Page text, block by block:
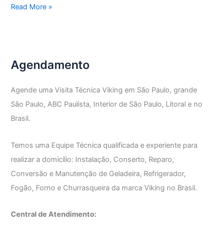
Assistência
Read More »
Agendamento
Agende uma Visita Técnica Viking em São Paulo, grande
São Paulo, ABC Paulista, Interior de São Paulo, Litoral e no
Brasil.
Temos uma Equipe Técnica qualificada e experiente para
realizar a domicílio: Instalação, Conserto, Reparo,
Conversão e Manutenção de Geladeira, Refrigerador,
Fogão, Forno e Churrasqueira da marca Viking no Brasil.
Central de Atendimento: